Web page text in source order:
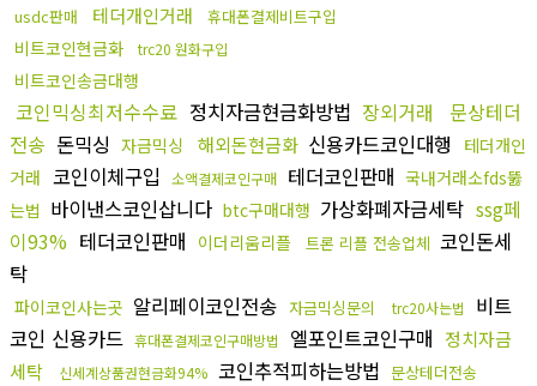
usdc판매 테더개인거래 휴대폰결제비트구입
비트코인현금화 trc20 원화구입
비트코인송금대행
코인믹싱최저수수료 정치자금현금화방법 장외거래
문상테더
전송 돈믹싱 자금믹싱 해외돈현금화 신용카드코인대행
테더개인
거래 코인이체구입 소액결제코인구매 테더코인판매 국내거래소fds뚫
는법 바이낸스코인삽니다 btc구매대행 가상화폐자금세탁 ssg페
이93% 테더코인판매 이더리움리플 트론 리플 전송업체 코인돈세
탁
파이코인사는곳 알리페이코인전송 자금믹싱문의 trc20사는법
비트
코인 신용카드 휴대폰결제코인구매방법 엘포인트코인구매 정치자금
세탁
신세계상품권현금화94% 코인추적피하는방법 문상테더전송